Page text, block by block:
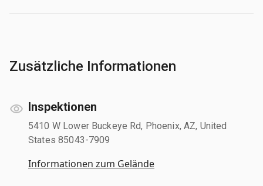
Zusätzliche Informationen
Inspektionen
5410 W Lower Buckeye Rd, Phoenix, AZ, United
States 85043-7909
Informationen zum Gelände